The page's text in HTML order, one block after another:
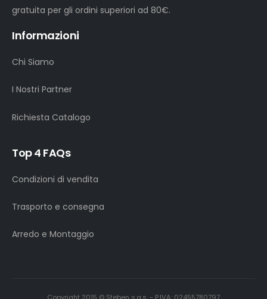
gratuita per gli ordini superiori ad 80€.
Informazioni
Chi Siamo
I Nostri Partner
Richiesta Catalogo
Top 4 FAQs
Condizioni di vendita
Trasporto e consegna
Arredo e Montaggio